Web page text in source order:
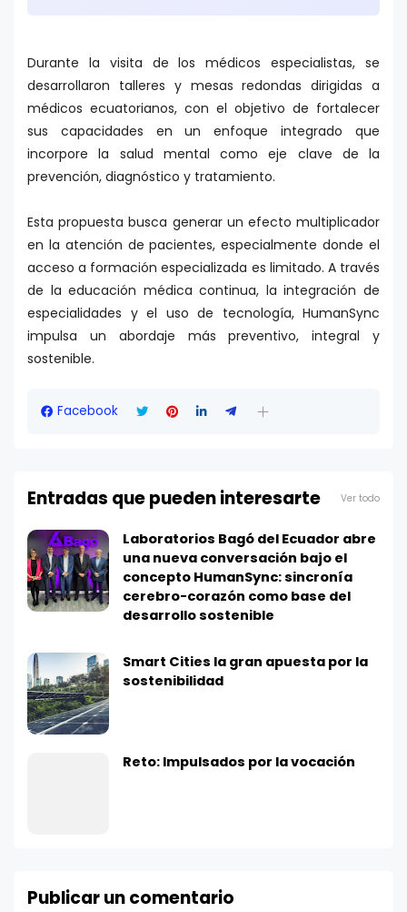
Durante la visita de los médicos especialistas, se
desarrollaron talleres y mesas redondas dirigidas a
médicos ecuatorianos, con el objetivo de fortalecer
sus capacidades en un enfoque integrado que
incorpore la salud mental como eje clave de la
prevención, diagnóstico y tratamiento.
Esta propuesta busca generar un efecto multiplicador
en la atención de pacientes, especialmente donde el
acceso a formación especializada es limitado. A través
de la educación médica continua, la integración de
especialidades y el uso de tecnología, HumanSync
impulsa un abordaje más preventivo, integral y
sostenible.
Facebook
Entradas que pueden interesarte Ver todo
Laboratorios Bagó del Ecuador abre
una nueva conversación bajo el
concepto HumanSync: sincronía
cerebro-corazón como base del
desarrollo sostenible
Smart Cities la gran apuesta por la
sostenibilidad
Reto: Impulsados por la vocación
Publicar un comentario